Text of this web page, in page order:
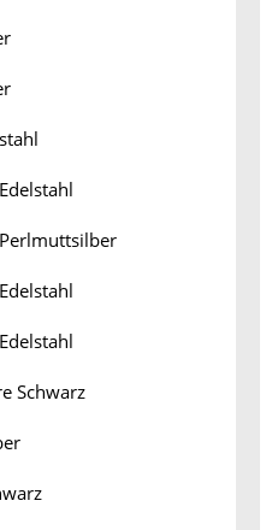
Schwarz